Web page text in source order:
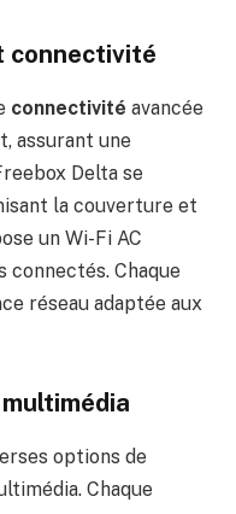
connectivité
connectivité avancée
assurant une
Delta se
la couverture et
un Wi-Fi AC
Chaque
réseau adaptée aux
options de
Chaque